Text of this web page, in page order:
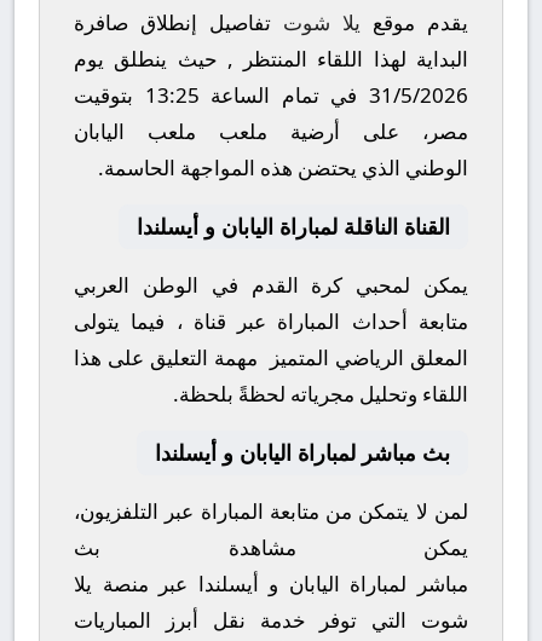
يقدم موقع يلا شوت تفاصيل إنطلاق صافرة
البداية لهذا اللقاء المنتظر , حيث ينطلق يوم
31/5/2026في تمام الساعة 13:25 بتوقيت
مصر، على أرضية ملعب ملعب اليابان
الوطني الذي يحتضن هذه المواجهة الحاسمة.
القناة الناقلة لمباراة اليابان و أيسلندا
يمكن لمحبي كرة القدم في الوطن العربي
متابعة أحداث المباراة عبر قناة، فيما يتولى
المعلق الرياضي المتميز
مهمة التعليق على هذا
اللقاء وتحليل مجرياته لحظةً بلحظة.
بث مباشر لمباراة اليابان و أيسلندا
لمن لا يتمكن من متابعة المباراة عبر التلفزيون،
يمكن مشاهدة بث
مباشر
لمباراة اليابان و أيسلندا عبر منصة يلا
شوت التي توفر خدمة نقل أبرز المباريات